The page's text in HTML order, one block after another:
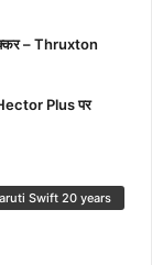
– Thruxton
Plus पर
Swift 20 years